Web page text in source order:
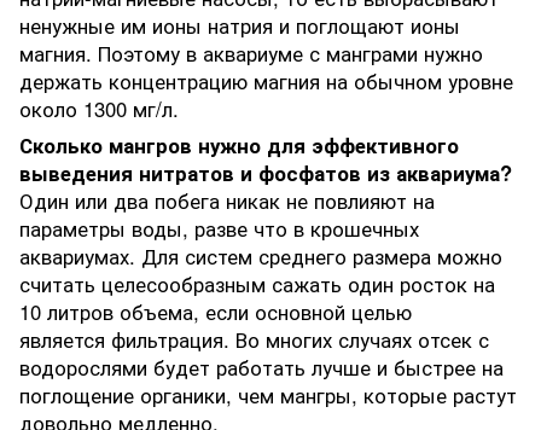
ненужные им ионы натрия и поглощают ионы
магния. Поэтому в аквариуме с манграми нужно
держать концентрацию магния на обычном уровне
около 1300 мг/л.
Сколько мангров нужно для эффективного
выведения нитратов и фосфатов из аквариума?
Один или два побега никак не повлияют на
параметры воды, разве что в крошечных
аквариумах. Для систем среднего размера можно
считать целесообразным сажать один росток на
10 литров объема, если основной целью
является фильтрация. Во многих случаях отсек с
водорослями будет работать лучше и быстрее на
поглощение органики, чем мангры, которые растут
довольно медленно.